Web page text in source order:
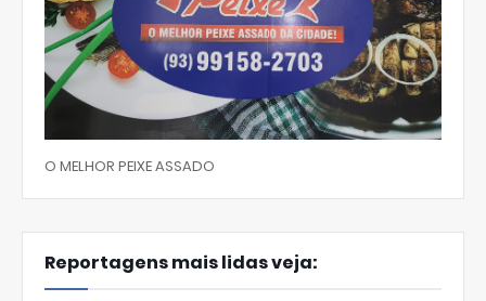
O MELHOR PEIXE ASSADO
Reportagens mais lidas veja: